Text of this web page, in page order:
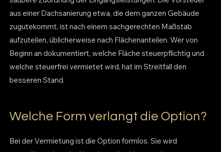
aus einer Dachsanierung etwa, die dem ganzen Gebäude
zugutekommt, ist nach einem sachgerechten Maßstab
aufzuteilen, üblicherweise nach Flächenanteilen. Wer von
Beginn an dokumentiert, welche Fläche steuerpflichtig und
welche steuerfrei vermietet wird, hat im Streitfall den
besseren Stand.
Welche Form verlangt die Option?
Bei der Vermietung ist die Option formlos. Sie wird